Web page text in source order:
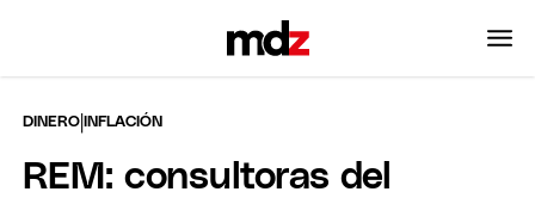
DINERO | INFLACIÓN
REM: consultoras del